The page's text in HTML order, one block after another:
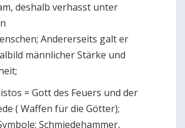
deshalb verhasst unter
Andererseits galt er
männlicher Stärke und
= Gott des Feuers und der
( Waffen für die Götter);
Schmiedehammer,